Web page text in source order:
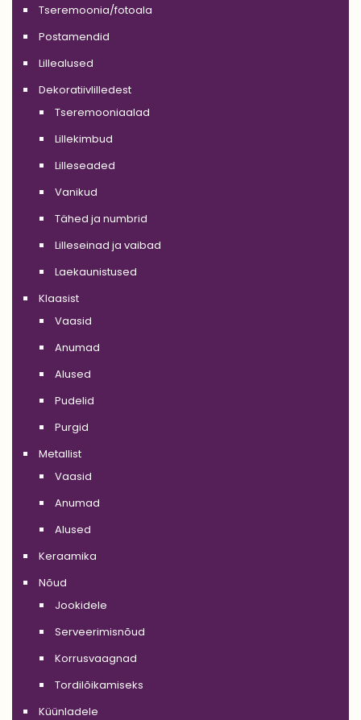
Tseremoonia/fotoala
Postamendid
Lillealused
Dekoratiivlilledest
Tseremooniaalad
Lillekimbud
Lilleseaded
Vanikud
Tähed ja numbrid
Lilleseinad ja vaibad
Laekaunistused
Klaasist
Vaasid
Anumad
Alused
Pudelid
Purgid
Metallist
Vaasid
Anumad
Alused
Keraamika
Nõud
Jookidele
Serveerimisnõud
Korrusvaagnad
Tordilõikamiseks
Küünladele